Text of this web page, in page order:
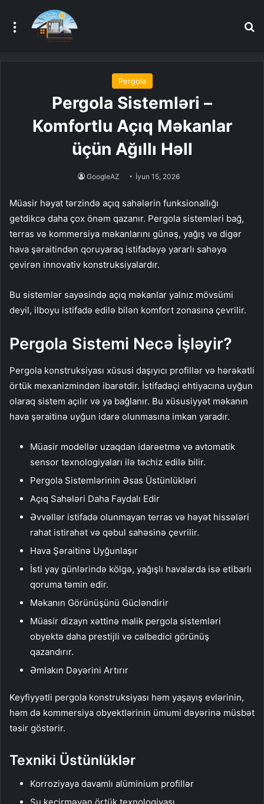
Menu
Pergola
Pergola Sistemləri –
Komfortlu Açıq Məkanlar
üçün Ağıllı Həll
GoogleAZ İyun 15, 2026
Müasir həyat tərzində açıq sahələrin funksionallığı
getdikcə daha çox önəm qazanır. Pergola sistemləri bağ,
terras və kommersiya məkanlarını günəş, yağış və digər
hava şəraitindən qoruyaraq istifadəyə yararlı sahəyə
çevirən innovativ konstruksiyalardır.
Bu sistemlər sayəsində açıq məkanlar yalnız mövsümi
deyil, ilboyu istifadə edilə bilən komfort zonasına çevrilir.
Pergola Sistemi Necə İşləyir?
Pergola konstruksiyası xüsusi daşıyıcı profillər və hərəkətli
örtük mexanizmindən ibarətdir. İstifadəçi ehtiyacına uyğun
olaraq sistem açılır və ya bağlanır. Bu xüsusiyyət məkanın
hava şəraitinə uyğun idarə olunmasına imkan yaradır.
Müasir modellər uzaqdan idarəetmə və avtomatik
sensor texnologiyaları ilə təchiz edilə bilir.
Pergola Sistemlərinin Əsas Üstünlükləri
Açıq Sahələri Daha Faydalı Edir
Əvvəllər istifadə olunmayan terras və həyət hissələri
rahat istirahət və qəbul sahəsinə çevrilir.
Hava Şəraitinə Uyğunlaşır
İsti yay günlərində kölgə, yağışlı havalarda isə etibarlı
qoruma təmin edir.
Məkanın Görünüşünü Gücləndirir
Müasir dizayn xəttinə malik pergola sistemləri
obyektə daha prestijli və cəlbedici görünüş
qazandırır.
Əmlakın Dəyərini Artırır
Keyfiyyətli pergola konstruksiyası həm yaşayış evlərinin,
həm də kommersiya obyektlərinin ümumi dəyərinə müsbət
təsir göstərir.
Texniki Üstünlüklər
Korroziyaya davamlı alüminium profillər